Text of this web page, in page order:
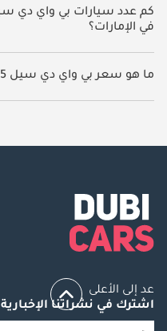
في الإمارات؟
6 سيارة بي واي دي سيل 05 جديدة متوفرة للبيع في الإمارات.
ما هو سعر بي واي دي سيل 05 جديدة في الإمارات؟
يبدأ سعر سيارة بي واي دي سيل 05 جديدة في الإمارات
عد إلى الأعلى
اشترك في نشراتنا الإخبارية